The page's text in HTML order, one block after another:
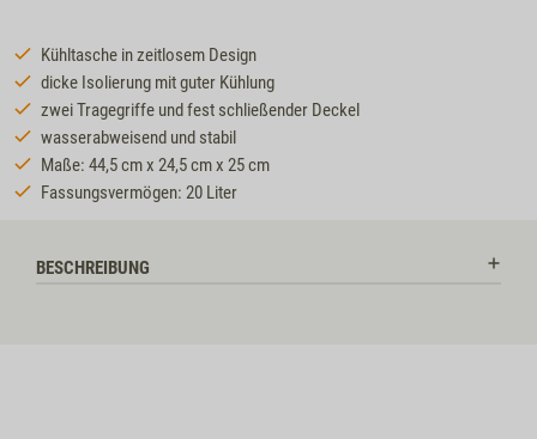
Kühltasche in zeitlosem Design
dicke Isolierung mit guter Kühlung
zwei Tragegriffe und fest schließender Deckel
wasserabweisend und stabil
Maße: 44,5 cm x 24,5 cm x 25 cm
Fassungsvermögen: 20 Liter
BESCHREIBUNG